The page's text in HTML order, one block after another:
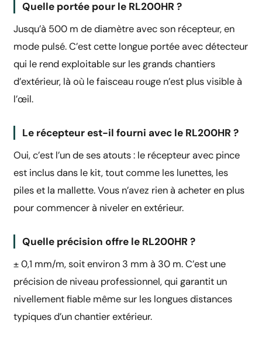
Quelle portée pour le RL200HR ?
Jusqu’à 500 m de diamètre avec son récepteur, en
mode pulsé. C’est cette longue portée avec détecteur
qui le rend exploitable sur les grands chantiers
d’extérieur, là où le faisceau rouge n’est plus visible à
l’œil.
Le récepteur est-il fourni avec le RL200HR ?
Oui, c’est l’un de ses atouts : le récepteur avec pince
est inclus dans le kit, tout comme les lunettes, les
piles et la mallette. Vous n’avez rien à acheter en plus
pour commencer à niveler en extérieur.
Quelle précision offre le RL200HR ?
± 0,1 mm/m, soit environ 3 mm à 30 m. C’est une
précision de niveau professionnel, qui garantit un
nivellement fiable même sur les longues distances
typiques d’un chantier extérieur.